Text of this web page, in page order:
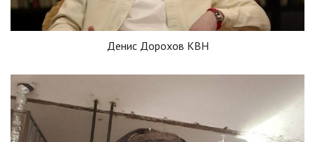
Денис Дорохов КВН